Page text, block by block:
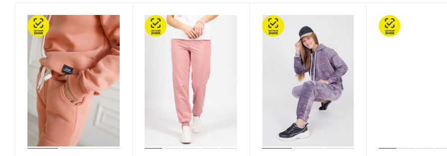
Честный знак Честный знак Честный знак Честный знак